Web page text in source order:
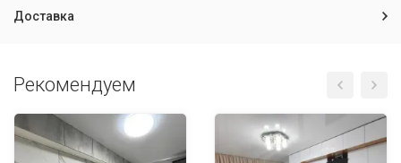
Доставка
Рекомендуем